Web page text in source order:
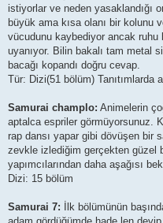
istiyorlar ve neden yasaklandığı
büyük ama kısa olanı bir kolunu
vücudunu kaybediyor ancak ruhu
uyanıyor. Bilin bakalı tam metal
bacağı kopandı doğru cevap.
Tür: Dizi(51 bölüm) Tanıtımlarda
Samurai champlo: Animelerin
aptalca espriler görmüyorsunuz.
rap dansı yapar gibi dövüşen bir
zevkle izlediğim gerçekten güzel
yapımcılarından daha aşağısı
Dizi: 15 bölüm
Samurai 7: İlk bölümünün